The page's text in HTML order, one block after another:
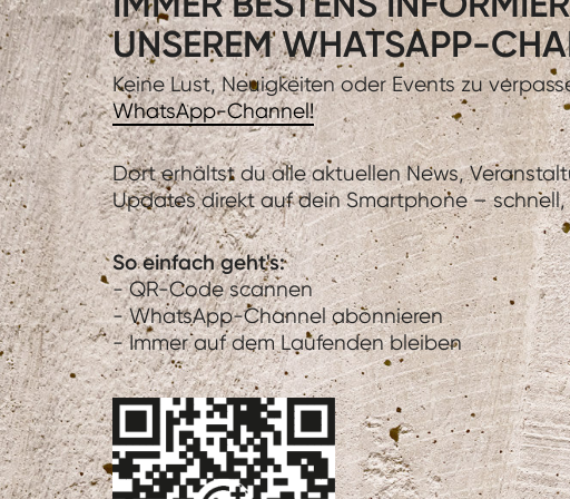
UNSEREM WHATSAPP-
Keine Lust, Neuigkeiten oder Events zu
WhatsApp-Channel!
Dort erhältst du alle aktuellen News,
Updates direkt auf dein Smartphone –
So einfach geht's:
- QR-Code scannen
- WhatsApp-Channel abonnieren
- Immer auf dem Laufenden bleiben